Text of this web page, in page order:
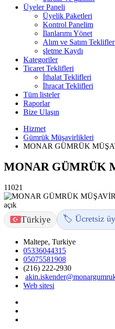
Üyeler Paneli
Üyelik Paketleri
Kontrol Panelim
İlanlarımı Yönet
Alım ve Satım
şletme Kaydı
Kategoriler
Ticaret Teklifleri
İthalat Teklifleri
İhracat Teklifleri
Tüm listeler
Raporlar
Bize Ulaşın
Hizmet
Gümrük Müşavirlikleri
MONAR GÜMRÜK
MONAR GÜMRÜK
11021
açık
Türkiye 🏷️ Ücretsiz
Maltepe, Turkiye
05336044315
05075581908
(216) 222-2930
Web sitesi